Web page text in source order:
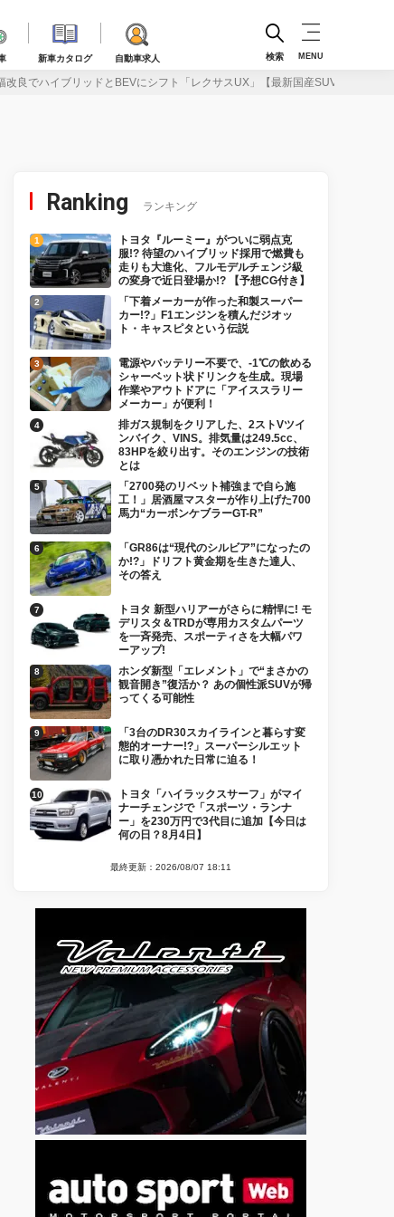
新車カタログ 自動車求人 検索 MENU
改良でハイブリッドとBEVにシフト「レクサスUX」【最新国産SUV 車種別解
Ranking ランキング
トヨタ『ルーミー』がついに弱点克
服!? 待望のハイブリッド採用で燃費も
走りも大進化、フルモデルチェンジ級
の変身で近日登場か!? 【予想CG付き】
「下着メーカーが作った和製スーパー
カー!?」F1エンジンを積んだジオッ
ト・キャスピタという伝説
電源やバッテリー不要で、-1℃の飲める
シャーベット状ドリンクを生成。現場
作業やアウトドアに「アイススラリー
メーカー」が便利！
排ガス規制をクリアした、2ストVツイ
ンバイク、VINS。排気量は249.5cc、
83HPを絞り出す。そのエンジンの技術
とは
「2700発のリベット補強まで自ら施
工！」居酒屋マスターが作り上げた700
馬力“カーボンケブラーGT-R”
「GR86は“現代のシルビア”になったの
か!?」ドリフト黄金期を生きた達人、
その答え
トヨタ 新型ハリアーがさらに精悍に! モ
デリスタ＆TRDが専用カスタムパーツ
を一斉発売、スポーティさを大幅パワ
ーアップ!
ホンダ新型「エレメント」で“まさかの
観音開き”復活か？ あの個性派SUVが帰
ってくる可能性
「3台のDR30スカイラインと暮らす変
態的オーナー!?」スーパーシルエット
に取り憑かれた日常に迫る！
トヨタ「ハイラックスサーフ」がマイ
ナーチェンジで「スポーツ・ランナ
ー」を230万円で3代目に追加【今日は
何の日？8月4日】
最終更新：2026/08/07 18:11